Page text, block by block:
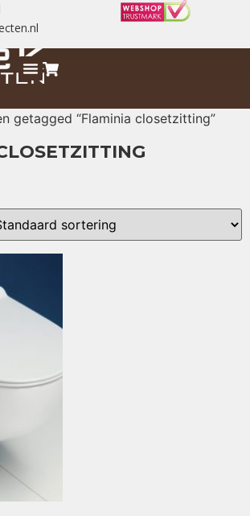
getagged “Flaminia closetzitting”